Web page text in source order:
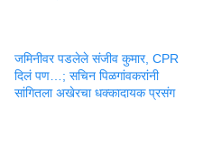
जमिनीवर पडलेले संजीव कुमार, CPR
दिलं पण…; सचिन पिळगांवकरांनी
सांगितला अखेरचा धक्कादायक प्रसंग